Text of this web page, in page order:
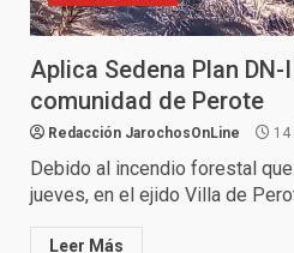
Aplica Sedena Plan
comunidad de Perote
Redacción JarochosOnLine 14
Debido al incendio forestal
jueves, en el ejido Villa de
Leer Más